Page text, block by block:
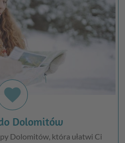
favorite
Dolomitów
Dolomitów, która ułatwi Ci